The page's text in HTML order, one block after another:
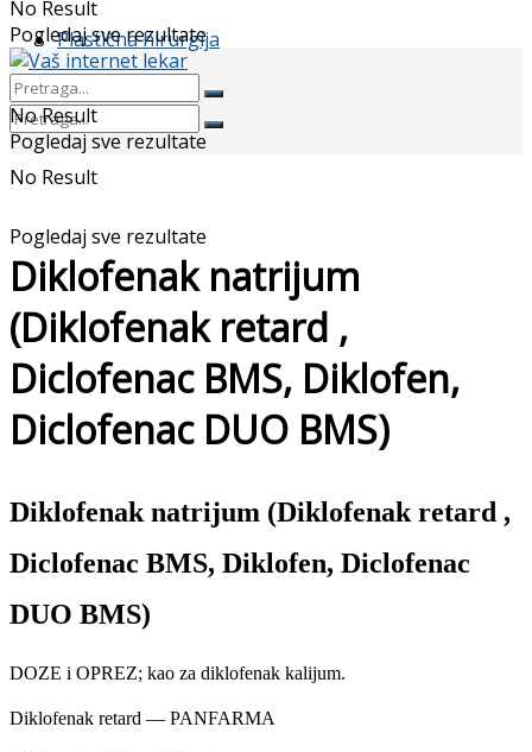
Plastična hirurgija
No Result
Pogledaj sve rezultate
No Result
Pogledaj sve rezultate
No Result
Pogledaj sve rezultate
Diklofenak natrijum
(Diklofenak retard ,
Diclofenac BMS, Diklofen,
Diclofenac DUO BMS)
Diklofenak natrijum (Diklofenak retard ,
Diclofenac BMS, Diklofen, Diclofenac
DUO BMS)
DOZE i OPREZ; kao za diklofenak kalijum.
Diklofenak retard — PANFARMA